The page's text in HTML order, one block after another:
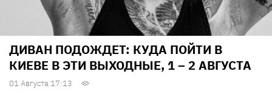
ДИВАН ПОДОЖДЕТ: КУДА ПОЙТИ В
КИЕВЕ В ЭТИ ВЫХОДНЫЕ, 1 – 2 АВГУСТА
01 Августа 17:13